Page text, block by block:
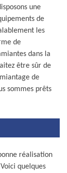
une
de
les
de
dans la
être sûr de
de
sommes prêts
réalisation
quelques